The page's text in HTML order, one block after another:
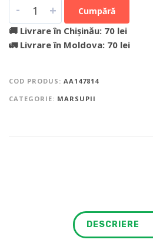
- + Cumpără
🚚 Livrare în Chișinău: 70 lei
🚛 Livrare în Moldova: 70 lei
COD PRODUS: AA147814
CATEGORIE: MARSUPII
DESCRIERE